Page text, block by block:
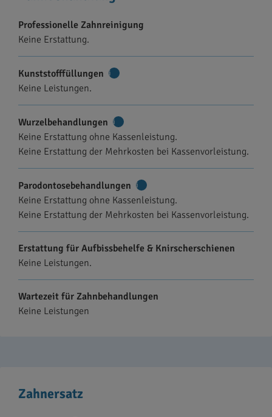
Professionelle Zahnreinigung
Keine Erstattung.
Kunststofffüllungen
Keine Leistungen.
Wurzelbehandlungen
Informationen
Keine Erstattung ohne Kassenleistung.
Keine Erstattung der Mehrkosten bei Kassenvorleistung.
Parodontosebehandlungen
Informationen
Keine Erstattung ohne Kassenleistung.
Keine Erstattung der Mehrkosten bei Kassenvorleistung.
Erstattung für Aufbissbehelfe & Knirscherschienen
Keine Leistungen.
Wartezeit für Zahnbehandlungen
Keine Leistungen
Zahnersatz